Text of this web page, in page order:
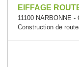
EIFFAGE
11100 NARBONNE -
Construction de